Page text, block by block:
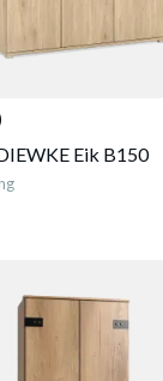
Eik B150